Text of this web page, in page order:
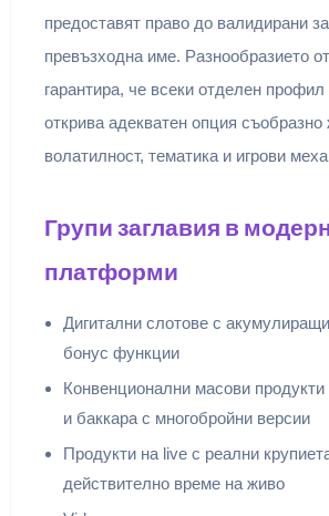
предоставят право до валидирани
превъзходна име. Разнообразието
гарантира, че всеки отделен профил
открива адекватен опция
волатилност, тематика и игрови
Групи заглавия в
платформи
Дигитални слотове с
бонус функции
Конвенционални масови продукти
и баккара с многобройни версии
Продукти на live с реални
действително време на живо